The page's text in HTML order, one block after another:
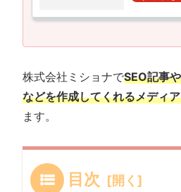
株式会社ミショナでSEO記事
などを作成してくれるメディ
ます。
目次